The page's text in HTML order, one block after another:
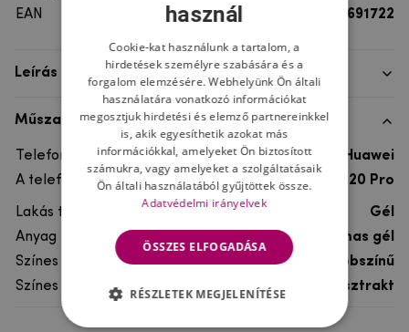
EAN
8596579691722
Leírás
Műszaki adatok
Telefon márka
Huawei
A telefonmodellhez
Huawei Mate 20 Pro
Lakás típusa
Gél
Anyag
rugalmas gél
Színes
többszínű
Színes motívum
Absztrakt
használ
Cookie-kat használunk a tartalom, a
hirdetések személyre szabására és a
forgalom elemzésére. Webhelyünk Ön általi
használatára vonatkozó információkat
megosztjuk hirdetési és elemző partnereinkkel
is, akik egyesíthetik azokat más
információkkal, amelyeket Ön biztosított
számukra, vagy amelyeket a szolgáltatásaik
Ön általi használatából gyűjtöttek össze.
Adatvédelmi irányelvek
ÖSSZES ELFOGADÁSA
RÉSZLETEK MEGJELENÍTÉSE